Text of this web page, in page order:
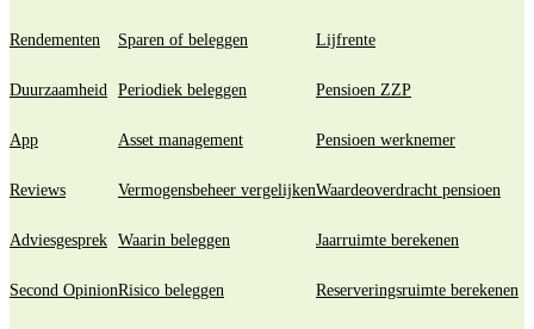
Rendementen
Duurzaamheid
App
Reviews
Adviesgesprek
Second Opinion
Sparen of beleggen
Periodiek beleggen
Asset management
Vermogensbeheer vergelijken
Waarin beleggen
Risico beleggen
Lijfrente
Pensioen ZZP
Pensioen werknemer
Waardeoverdracht pensioen
Jaarruimte berekenen
Reserveringsruimte berekenen